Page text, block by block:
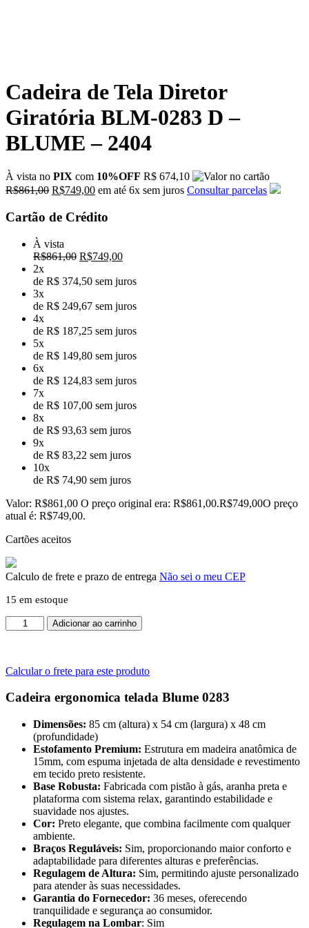
Cadeira de Tela Diretor
Giratória BLM-0283 D –
BLUME – 2404
À vista no PIX com 10%OFF R$ 674,10
R$861,00 O
original
era:
R$861,00.
R$749,00O
atual
é:
em até 6x sem juros Consultar parcelas
Cartão de Crédito
À vista
R$861,00 O
original
R$861,00.
R$749,00O
atual
R$749,00.
2x
de R$ 374,50 sem juros
3x
de R$ 249,67 sem juros
4x
de R$ 187,25 sem juros
5x
de R$ 149,80 sem juros
6x
de R$ 124,83 sem juros
7x
de R$ 107,00 sem juros
8x
de R$ 93,63 sem juros
9x
de R$ 83,22 sem juros
10x
de R$ 74,90 sem juros
Valor: R$861,00 O preço original era: R$861,00.R$749,00O preço
atual é: R$749,00.
Cartões aceitos
Calculo de frete e prazo de entrega Não sei o meu CEP
15 em estoque
Cadeira
de
Giratória
0283
BLUME
quantidade
Adicionar ao carrinho
Calcular o frete para este produto
Cadeira ergonomica telada Blume 0283
Dimensões: 85 cm (altura) x 54 cm (largura) x 48 cm
(profundidade)
Estofamento Premium: Estrutura em madeira anatômica de
15mm, com espuma injetada de alta densidade e revestimento
em tecido preto resistente.
Base Robusta: Fabricada com pistão à gás, aranha preta e
plataforma com sistema relax, garantindo estabilidade e
suavidade nos ajustes.
Cor: Preto elegante, que combina facilmente com qualquer
ambiente.
Braços Reguláveis: Sim, proporcionando maior conforto e
adaptabilidade para diferentes alturas e preferências.
Regulagem de Altura: Sim, permitindo ajuste personalizado
para atender às suas necessidades.
Garantia do Fornecedor: 36 meses, oferecendo
tranquilidade e segurança ao consumidor.
Regulagem na Lombar: Sim